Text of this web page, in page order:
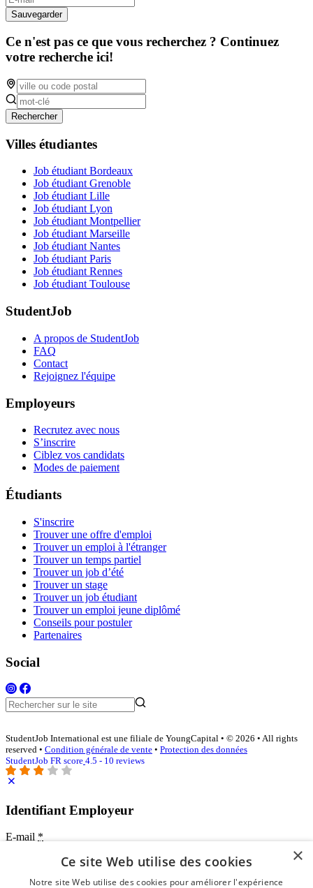
Sauvegarder
Ce n'est pas ce que vous recherchez ? Continuez
votre recherche ici!
Rechercher
Villes étudiantes
Job étudiant Bordeaux
Job étudiant Grenoble
Job étudiant Lille
Job étudiant Lyon
Job étudiant Montpellier
Job étudiant Marseille
Job étudiant Nantes
Job étudiant Paris
Job étudiant Rennes
Job étudiant Toulouse
StudentJob
A propos de StudentJob
FAQ
Contact
Rejoignez l'équipe
Employeurs
Recrutez avec nous
S’inscrire
Ciblez vos candidats
Modes de paiement
Étudiants
S'inscrire
Trouver une offre d'emploi
Trouver un emploi à l'étranger
Trouver un temps partiel
Trouver un job d’été
Trouver un stage
Trouver un job étudiant
Trouver un emploi jeune diplômé
Conseils pour postuler
Partenaires
Social
StudentJob International est une filiale de YoungCapital • © 2026 • All rights
reserved • Condition générale de vente • Protection des données
StudentJob FR score 4.5 - 10 reviews
Identifiant Employeur
E-mail *
Mot de passe ×
Ce site Web utilise des cookies
Notre site Web utilise des cookies pour améliorer l'expérience